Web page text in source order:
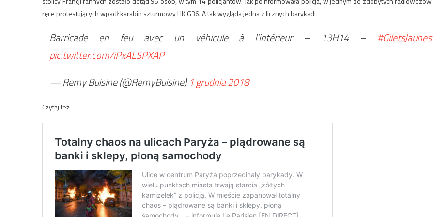
ręce protestujących wpadł karabin szturmowy HK G36. A tak wygląda jedna z licznych barykad:
Barricade en feu avec un véhicule à l’intérieur – 13H14 – #GiletsJaunes
pic.twitter.com/iPxALSPXAP
— Remy Buisine (@RemyBuisine) 1 grudnia 2018
Czytaj też: